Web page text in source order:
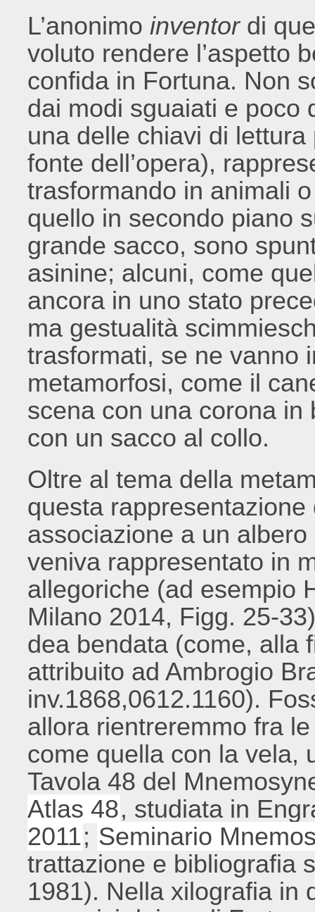
L’anonimoinventordi
voluto rendere l’aspetto
confida in Fortuna. Non
dai modi sguaiati e poco
una delle chiavi di
fonte dell’opera),
trasformando in animali
quello in secondo piano
grande sacco, sono
asinine; alcuni, come
ancora in uno stato
ma gestualità
trasformati, se ne vanno
metamorfosi, come il
scena con una corona in
con un sacco al collo.
Oltre al tema della
questa
associazione a un
veniva rappresentato in
allegoriche (ad esempio
Milano 2014, Figg. 25-
dea bendata (come, alla
attribuito ad Ambrogio
inv.1868,0612.1160).
allora rientreremmo fra
come quella con la vela,
Tavola 48 del
Atlas 48, studiata in
2011; Seminario
trattazione e bibliografia
1981). Nella xilografia in